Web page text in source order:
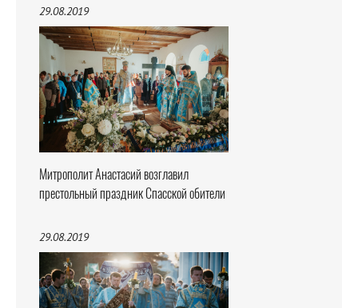
29.08.2019
Митрополит Анастасий возглавил
престольный праздник Спасской обители
29.08.2019